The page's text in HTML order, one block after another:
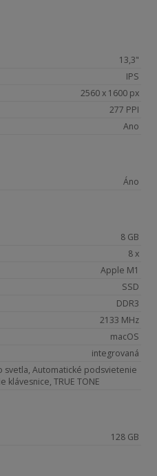
13,3"
IPS
2560 x 1600 px
277 PPI
Ano
Áno
8 GB
8 x
Apple M1
SSD
DDR3
2133 MHz
macOS
integrovaná
svetla, Automatické podsvietenie
TRUE TONE
128 GB